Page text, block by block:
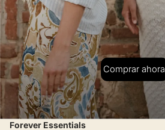
Comprar ahora
Forever Essentials